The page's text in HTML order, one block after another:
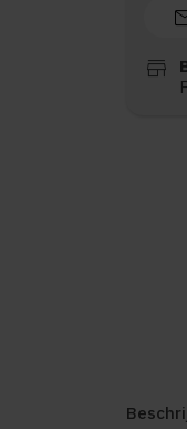
store